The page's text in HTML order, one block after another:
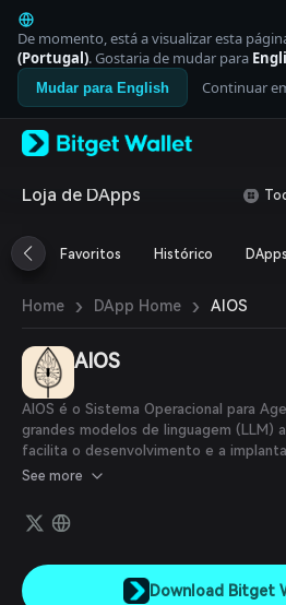
English
日本語
Tiếng Việt
Русский
Español (Latinoamérica)
Italiano
Deutsch
繁體中文
Português (Portugal)
ภาษาไทย
العربية
हिन्दी
Español
Português (Brasil)
Español (Argentina)
De momento, está a visualizar esta
(Portugal). Gostaria de mudar para
Mudar para English Continuar
Loja de DApps
Favoritos Histórico
Home › DApp Home › AIOS
AIOS
AIOS é o Sistema Operacional para
grandes modelos de linguagem (LLM)
facilita o desenvolvimento e a
baseados em LLM. O AIOS foi
de memória, gerenciamento de
de ferramentas, gerenciamento do
visando um ecossistema AIOS-Agente
desenvolvedores e usuários de
See more
Download Bitget